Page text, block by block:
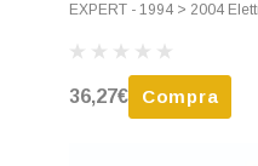
EXPERT - 1994 > 2004
36,27€ Compra